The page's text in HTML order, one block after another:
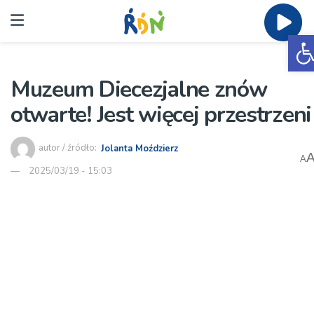
Muzeum Diecezjalne znów
otwarte! Jest więcej przestrzeni
autor / źródło: Jolanta Moździerz
2025/03/19 - 15:03
A